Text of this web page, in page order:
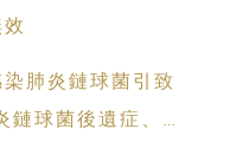
肺炎鏈球菌引致
球菌後遺症、